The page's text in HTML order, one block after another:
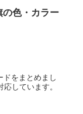
の色・カラー
ドをまとめまし
しています。